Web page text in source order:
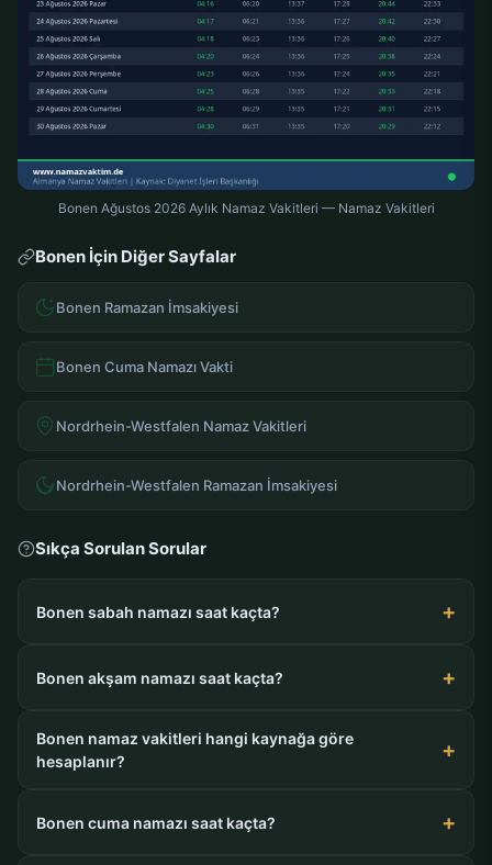
Bonen Ağustos 2026 Aylık Namaz Vakitleri — Namaz Vakitleri
Bonen İçin Diğer Sayfalar
Bonen Ramazan İmsakiyesi
Bonen Cuma Namazı Vakti
Nordrhein-Westfalen Namaz Vakitleri
Nordrhein-Westfalen Ramazan İmsakiyesi
Sıkça Sorulan Sorular
Bonen sabah namazı saat kaçta?
Bonen akşam namazı saat kaçta?
Bonen namaz vakitleri hangi kaynağa göre
hesaplanır?
Bonen cuma namazı saat kaçta?